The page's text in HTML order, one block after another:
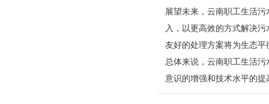
展望未来，云南职工生活
入，以更高效的方式解决
友好的处理方案将为生态
总体来说，云南职工生活
意识的增强和技术水平的